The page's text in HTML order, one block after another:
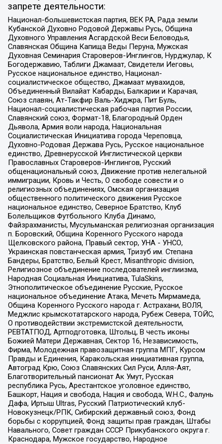
запрете деятельности:
Национал-большевистская партия, ВЕК РА, Рада земли
Кубанской Духовно Родовой Державы Русь, Община
Духовного Управления Асгардской Веси Беловодья,
Славянская Община Капища Веды Перуна, Мужская
Духовная Семинария Староверов-Инглингов, Нурджулар, К
Богодержавию, Таблиги Джамаат, Свидетели Иеговы,
Русское национальное единство, Национал-
социалистическое общество, Джамаат мувахидов,
Объединенный Вилайат Кабарды, Балкарии и Карачая,
Союз славян, Ат-Такфир Валь-Хиджра, Пит Буль,
Национал-социалистическая рабочая партия России,
Славянский союз, Формат-18, Благородный Орден
Дьявола, Армия воли народа, Национальная
Социалистическая Инициатива города Череповца,
Духовно-Родовая Держава Русь, Русское национальное
единство, Древнерусской Инглистической церкви
Православных Староверов-Инглингов, Русский
общенациональный союз, Движение против нелегальной
иммиграции, Кровь и Честь, О свободе совести и о
религиозных объединениях, Омская организация
общественного политического движения Русское
национальное единство, Северное Братство, Клуб
Болельщиков Футбольного Клуба Динамо,
Файзрахманисты, Мусульманская религиозная организация
п. Боровский, Община Коренного Русского народа
Щелковского района, Правый сектор, УНА - УНСО,
Украинская повстанческая армия, Тризуб им. Степана
Бандеры, Братство, Белый Крест, Misanthropic division,
Религиозное объединение последователей инглиизма,
Народная Социальная Инициатива, TulaSkins,
Этнополитическое объединение Русские, Русское
национальное объединение Атака, Мечеть Мирмамеда,
Община Коренного Русского народа г. Астрахани, ВОЛЯ,
Меджлис крымскотатарского народа, Рубеж Севера, ТОЙС,
О противодействии экстремистской деятельности,
РЕВТАТПОД, Артподготовка, Штольц, В честь иконы
Божией Матери Державная, Сектор 16, Независимость,
Фирма, Молодежная правозащитная группа МПГ, Курсом
Правды и Единения, Каракольская инициативная группа,
Автоград Крю, Союз Славянских Сил Руси, Алля-Аят,
Благотворительный пансионат Ак Умут, Русская
республика Русь, Арестантское уголовное единство,
Башкорт, Нация и свобода, Нация и свобода, W.H.С., Фалунь
Дафа, Иртыш Ultras, Русский Патриотический клуб-
Новокузнецк/РПК, Сибирский державный союз, Фонд
борьбы с коррупцией, Фонд защиты прав граждан, Штабы
Навального, Совет граждан СССР Прикубанского округа г.
Краснодара, Мужское государство, Народное